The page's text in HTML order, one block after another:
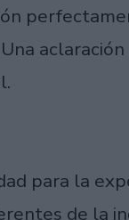
para la
de la